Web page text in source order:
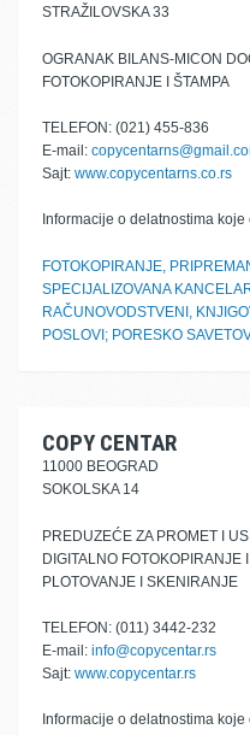
STRAŽILOVSKA 33
OGRANAK BILANS-MICON
FOTOKOPIRANJE I ŠTAMPA
TELEFON: (021) 455-836
E-mail:
Sajt: www.copycentarns.co.rs
Informacije o delatnostima
FOTOKOPIRANJE,
SPECIJALIZOVANA
RAČUNOVODSTVENI,
POSLOVI; PORESKO
COPY CENTAR
11000 BEOGRAD
SOKOLSKA 14
PREDUZEĆE ZA PROMET I
DIGITALNO FOTOKOPIRANJE
PLOTOVANJE I SKENIRANJE
TELEFON: (011) 3442-232
E-mail: info@copycentar.rs
Sajt: www.copycentar.rs
Informacije o delatnostima